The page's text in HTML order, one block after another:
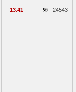
13.41 24543